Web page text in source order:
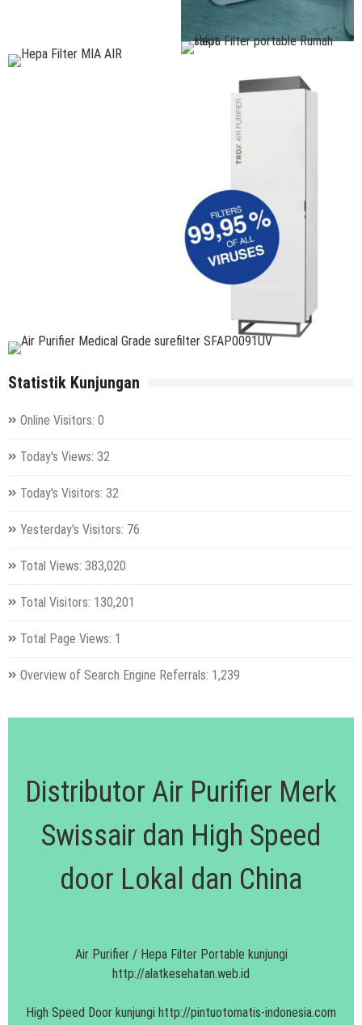
Statistik Kunjungan
Online Visitors: 0
Today's Views: 32
Today's Visitors: 32
Yesterday's Visitors: 76
Total Views: 383,020
Total Visitors: 130,201
Total Page Views: 1
Overview of Search Engine Referrals: 1,239
Distributor Air Purifier Merk
Swissair dan High Speed
door Lokal dan China
Air Purifier / Hepa Filter Portable kunjungi
http://alatkesehatan.web.id
High Speed Door kunjungi http://pintuotomatis-indonesia.com